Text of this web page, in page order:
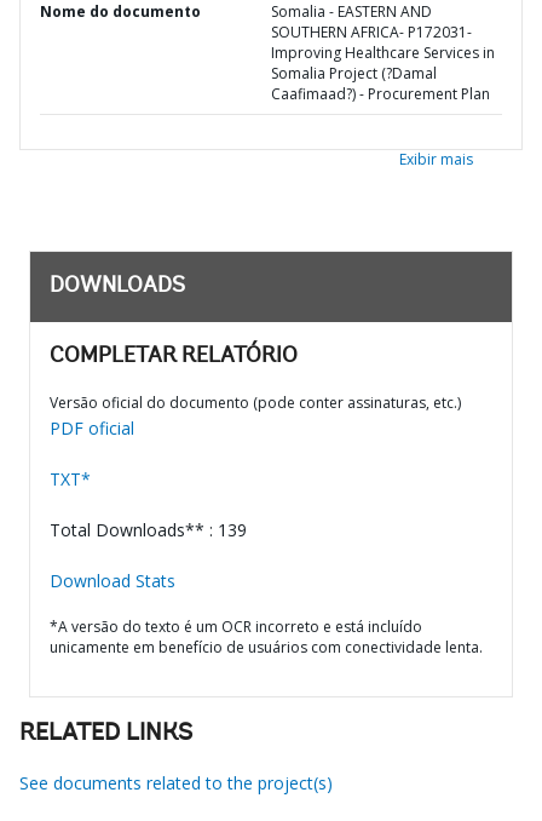
Nome do documento
Somalia - EASTERN AND
SOUTHERN AFRICA- P172031-
Improving Healthcare Services in
Somalia Project (?Damal
Caafimaad?) - Procurement Plan
Exibir mais
DOWNLOADS
COMPLETAR RELATÓRIO
Versão oficial do documento (pode conter assinaturas, etc.)
PDF oficial
TXT*
Total Downloads** : 139
Download Stats
*A versão do texto é um OCR incorreto e está incluído
unicamente em benefício de usuários com conectividade lenta.
RELATED LINKS
See documents related to the project(s)